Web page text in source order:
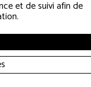
:CAT5
:
:
et de suivi afin de